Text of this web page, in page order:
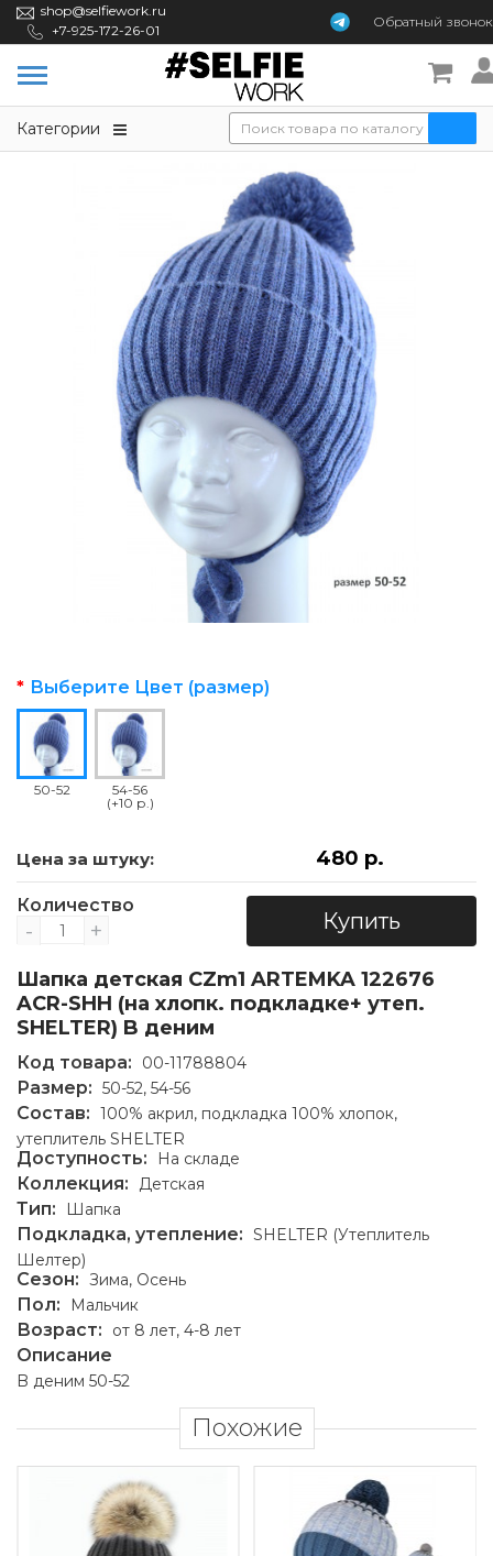
shop@selfiework.ru
+7-925-172-26-01
Обратный звонок
Категории
Выберите Цвет (размер)
50-52
54-56
(+10 р.)
Цена за штуку: 480 р.
Количество
- + Купить
Шапка детская CZm1 ARTEMKA 122676
ACR-SHH (на хлопк. подкладке+ утеп.
SHELTER) B деним
Код товара: 00-11788804
Размер: 50-52, 54-56
Состав: 100% акрил, подкладка 100% хлопок,
утеплитель SHELTER
Доступность: На складе
Коллекция: Детская
Тип: Шапка
Подкладка, утепление: SHELTER (Утеплитель
Шелтер)
Сезон: Зима, Осень
Пол: Мальчик
Возраст: от 8 лет, 4-8 лет
Описание
B деним 50-52
Похожие